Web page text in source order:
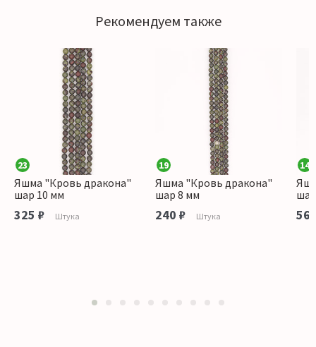
Рекомендуем также
23
Яшма "Кровь дракона"
шар 10 мм
325 ₽ Штука
19
Яшма "Кровь дракона"
шар 8 мм
240 ₽ Штука
14